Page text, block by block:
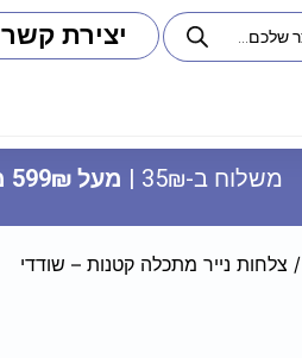
יצירת קשר
משלוח ב-35₪ | מעל 599₪ משלוח חינם או איסוף עצמי
/ צלחות נייר מתכלה קטנות – שודדי